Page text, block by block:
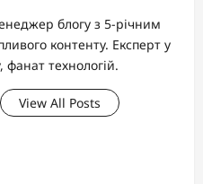
блогу з 5-річним
контенту. Експерт у
технологій.
View All Posts